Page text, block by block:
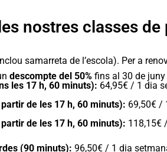
nostres classes
samarreta de l’escola). Per a
descompte del 50% fins al 30 de
les 17 h, 60 minuts): 64,95€ / 1 dia
de les 17 h, 60 minuts): 69,50€ /
de les 17 h, 60 minuts): 118,15€
(90 minuts): 96,50€ / 1 dia